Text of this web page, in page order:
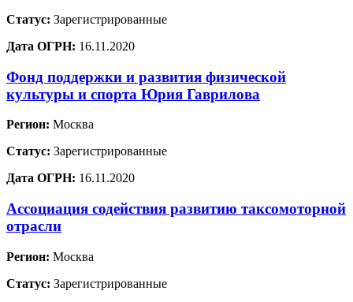
Статус: Зарегистрированные
Дата ОГРН: 16.11.2020
Фонд поддержки и развития физической
культуры и спорта Юрия Гаврилова
Регион: Москва
Статус: Зарегистрированные
Дата ОГРН: 16.11.2020
Ассоциация содействия развитию таксомоторной
отрасли
Регион: Москва
Статус: Зарегистрированные